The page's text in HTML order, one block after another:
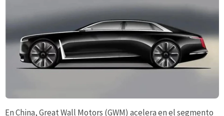
En China, Great Wall Motors (GWM) acelera en el segmento